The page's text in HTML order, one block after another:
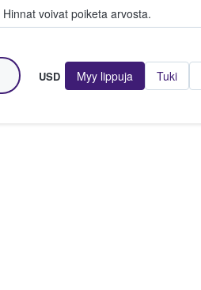
Hinnat voivat poiketa arvosta.
USD Myy lippuja Tuki